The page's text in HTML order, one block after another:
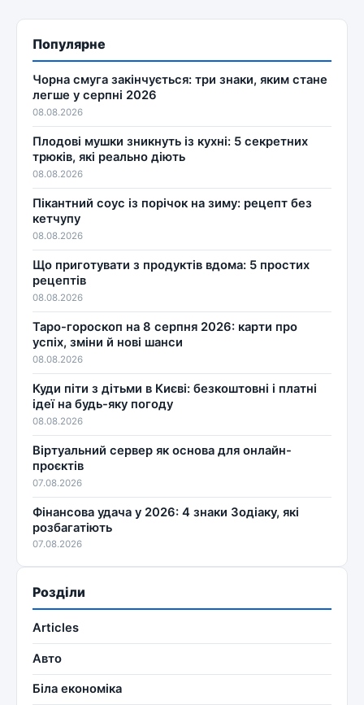
Популярне
Чорна смуга закінчується: три знаки, яким стане
легше у серпні 2026
08.08.2026
Плодові мушки зникнуть із кухні: 5 секретних
трюків, які реально діють
08.08.2026
Пікантний соус із порічок на зиму: рецепт без
кетчупу
08.08.2026
Що приготувати з продуктів вдома: 5 простих
рецептів
08.08.2026
Таро-гороскоп на 8 серпня 2026: карти про
успіх, зміни й нові шанси
08.08.2026
Куди піти з дітьми в Києві: безкоштовні і платні
ідеї на будь-яку погоду
08.08.2026
Віртуальний сервер як основа для онлайн-
проєктів
07.08.2026
Фінансова удача у 2026: 4 знаки Зодіаку, які
розбагатіють
07.08.2026
Розділи
Articles
Авто
Біла економіка